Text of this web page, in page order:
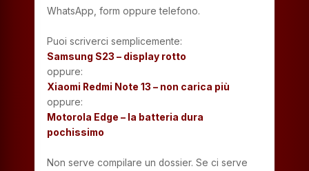
WhatsApp, form oppure telefono.
Puoi scriverci semplicemente:
Samsung S23 – display rotto
oppure:
Xiaomi Redmi Note 13 – non carica più
oppure:
Motorola Edge – la batteria dura
pochissimo
Non serve compilare un dossier. Se ci serve